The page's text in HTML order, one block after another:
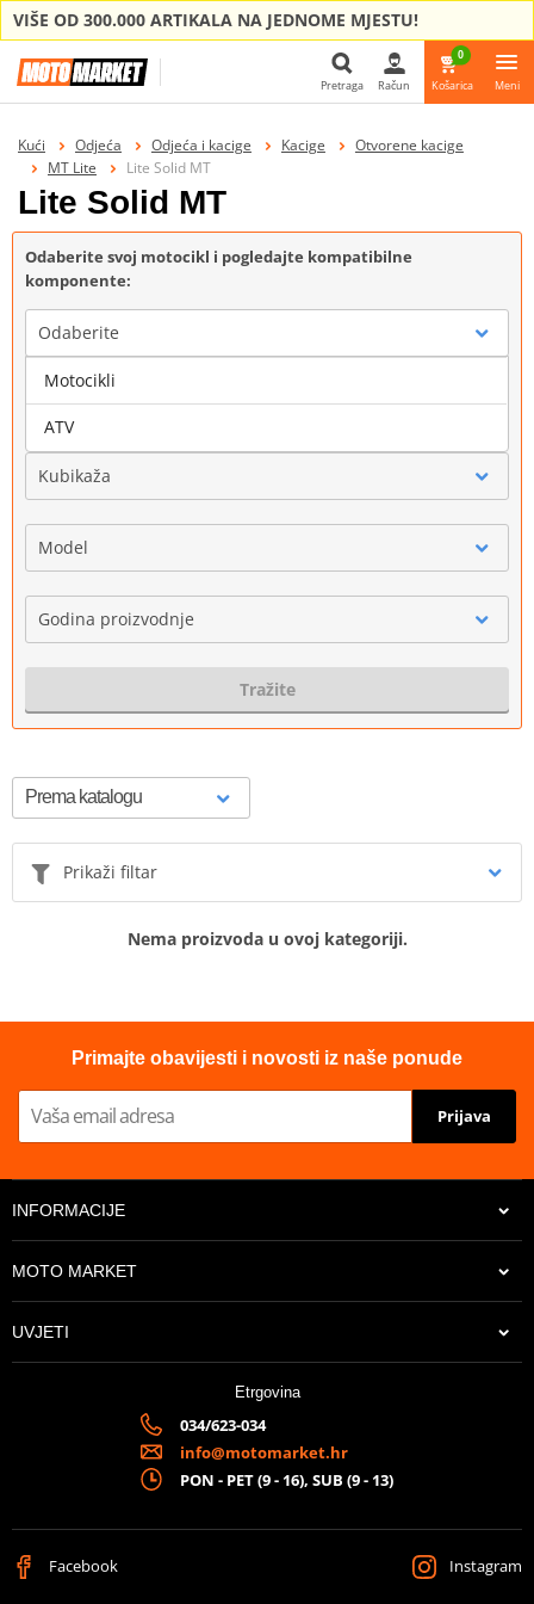
VIŠE OD 300.000 ARTIKALA NA JEDNOME MJESTU!
Pretraga
Pretraga Račun
0
Košarica Meni
Kući Odjeća Odjeća i kacige Kacige
Otvorene kacige
MT Lite
Lite Solid MT
Lite Solid MT
Odaberite svoj motocikl i pogledajte kompatibilne
komponente:
Odaberite
Marka
Kubikaža
Model
Godina proizvodnje
Tražite
Prikaži filtar
Nema proizvoda u ovoj kategoriji.
Primajte obavijesti i novosti iz naše ponude
Prijava
INFORMACIJE
MOTO MARKET
UVJETI
Etrgovina
034/623-034
info@motomarket.hr
PON - PET (9 - 16), SUB (9 - 13)
Facebook Instagram
Motocikli
ATV